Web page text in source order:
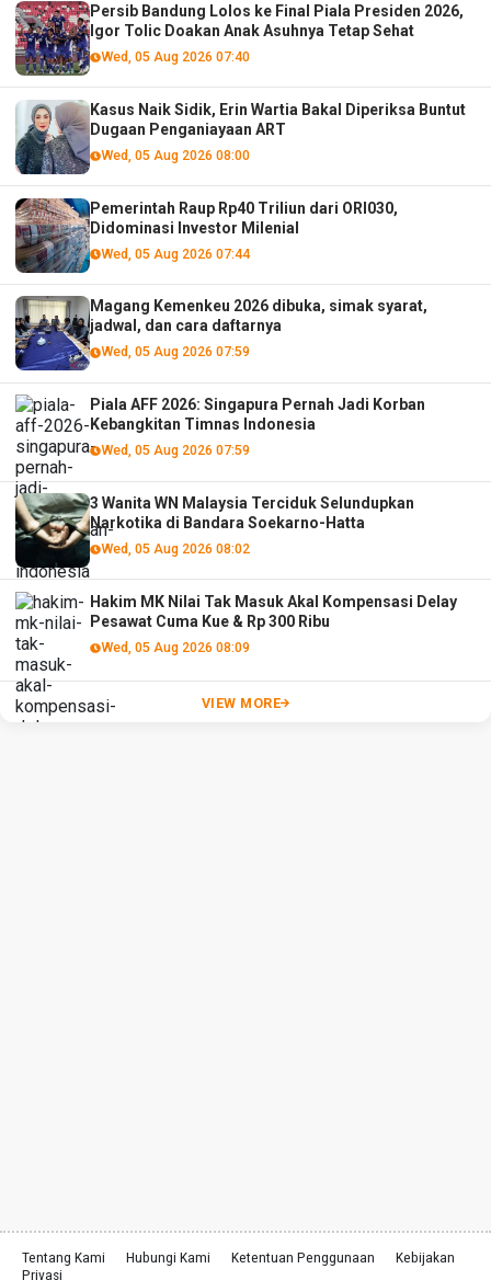
Persib Bandung Lolos ke Final Piala Presiden 2026,
Igor Tolic Doakan Anak Asuhnya Tetap Sehat
Wed, 05 Aug 2026 07:40
Kasus Naik Sidik, Erin Wartia Bakal Diperiksa Buntut
Dugaan Penganiayaan ART
Wed, 05 Aug 2026 08:00
Pemerintah Raup Rp40 Triliun dari ORI030,
Didominasi Investor Milenial
Wed, 05 Aug 2026 07:44
Magang Kemenkeu 2026 dibuka, simak syarat,
jadwal, dan cara daftarnya
Wed, 05 Aug 2026 07:59
Piala AFF 2026: Singapura Pernah Jadi Korban
Kebangkitan Timnas Indonesia
Wed, 05 Aug 2026 07:59
3 Wanita WN Malaysia Terciduk Selundupkan
Narkotika di Bandara Soekarno-Hatta
Wed, 05 Aug 2026 08:02
Hakim MK Nilai Tak Masuk Akal Kompensasi Delay
Pesawat Cuma Kue & Rp 300 Ribu
Wed, 05 Aug 2026 08:09
VIEW MORE
Tentang Kami Hubungi Kami Ketentuan Penggunaan
Kebijakan
Privasi